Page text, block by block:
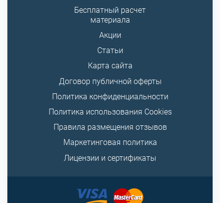
Бесплатный расчет
материала
Акции
Статьи
Карта сайта
Договор публичной оферты
Политика конфиденциальности
Политика использования Cookies
Правила размещения отзывов
Маркетинговая политика
Лицензии и сертификаты